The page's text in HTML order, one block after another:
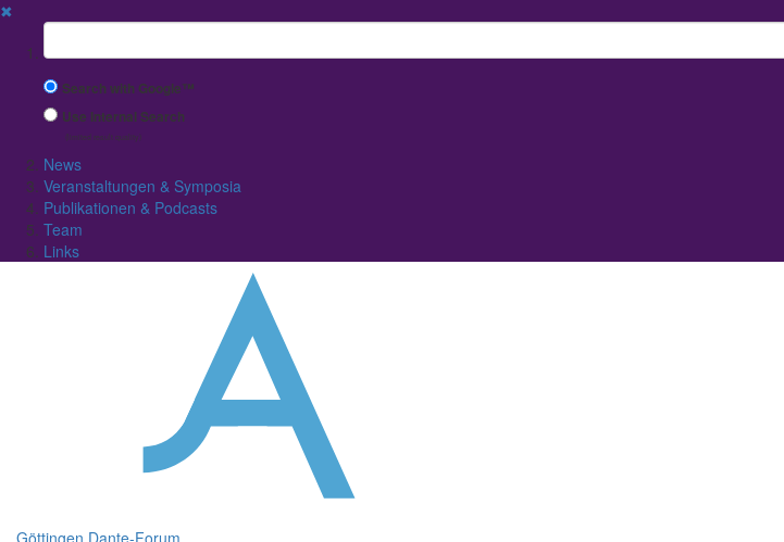
✖
Suchbegriff
Search with Google™
Use Internal Search
(limited result quality)
News
Veranstaltungen & Symposia
Publikationen & Podcasts
Team
Links